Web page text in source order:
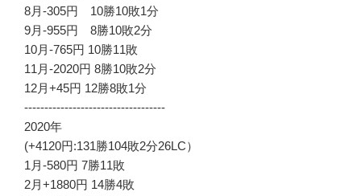
8月-305円 10勝10敗1分
9月-955円 8勝10敗2分
10月-765円 10勝11敗
11月-2020円 8勝10敗2分
12月+45円 12勝8敗1分
-----------------------------------
2020年
(+4120円:131勝104敗2分26LC）
1月-580円 7勝11敗
2月+1880円 14勝4敗